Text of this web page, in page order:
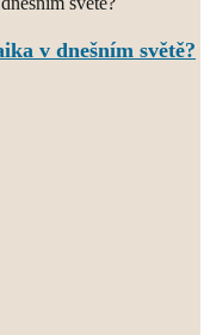
v dnešním světě?